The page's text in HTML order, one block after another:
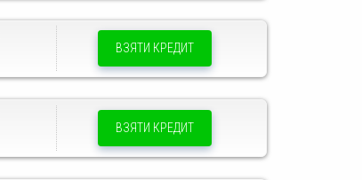
ВЗЯТИ КРЕДИТ
ВЗЯТИ КРЕДИТ